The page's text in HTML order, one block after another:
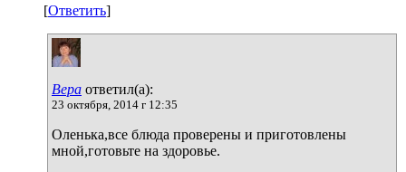
[Ответить]
Вера ответил(а):
23 октября, 2014 г 12:35
Оленька,все блюда проверены и приготовлены
мной,готовьте на здоровье.